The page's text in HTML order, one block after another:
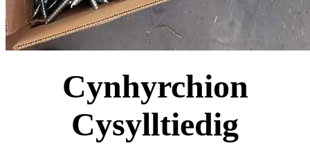
Cynhyrchion
Cysylltiedig